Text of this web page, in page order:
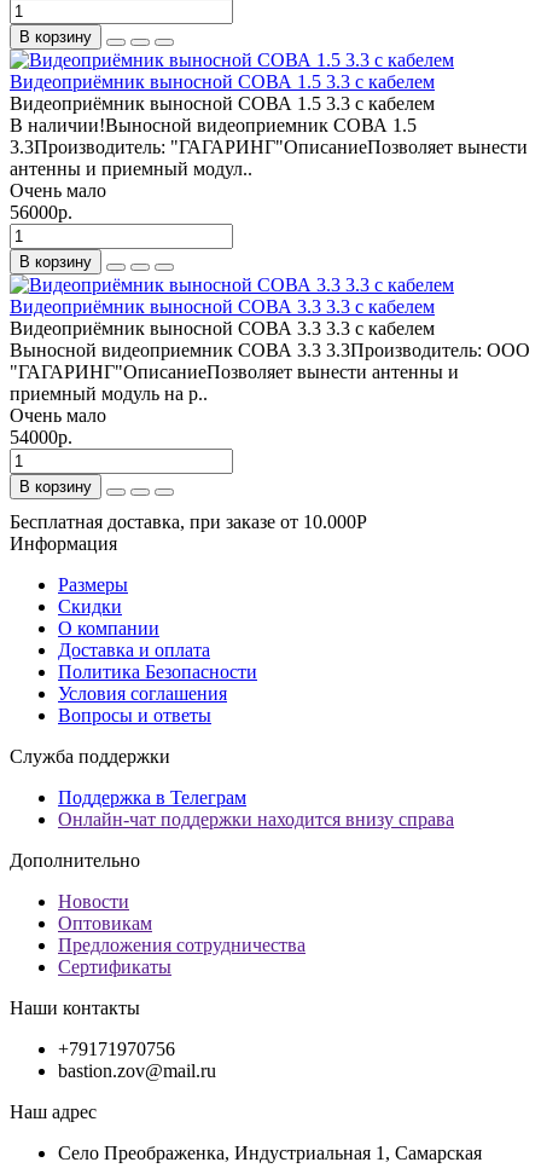
В корзину
Видеоприёмник выносной СОВА 1.5 3.3 с кабелем
Видеоприёмник выносной СОВА 1.5 3.3 с кабелем
В наличии!Выносной видеоприемник СОВА 1.5
3.3Производитель: "ГАГАРИНГ"ОписаниеПозволяет вынести
антенны и приемный модул..
Очень мало
56000р.
В корзину
Видеоприёмник выносной СОВА 3.3 3.3 с кабелем
Видеоприёмник выносной СОВА 3.3 3.3 с кабелем
Выносной видеоприемник СОВА 3.3 3.3Производитель: ООО
"ГАГАРИНГ"ОписаниеПозволяет вынести антенны и
приемный модуль на р..
Очень мало
54000р.
В корзину
Бесплатная доставка, при заказе от 10.000Р
Информация
Размеры
Скидки
О компании
Доставка и оплата
Политика Безопасности
Условия соглашения
Вопросы и ответы
Служба поддержки
Поддержка в Телеграм
Онлайн-чат поддержки находится внизу справа
Дополнительно
Новости
Оптовикам
Предложения сотрудничества
Сертификаты
Наши контакты
+79171970756
bastion.zov@mail.ru
Наш адрес
Село Преображенка, Индустриальная 1, Самарская